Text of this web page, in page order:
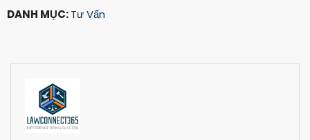
DANH MỤC:Tư Vấn